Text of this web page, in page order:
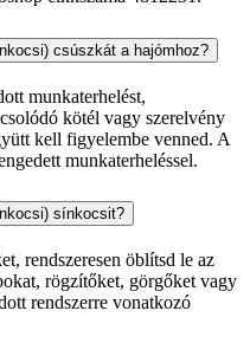
csúszkát a hajómhoz?
munkaterhelést,
kötél vagy szerelvény
kell figyelembe venned. A
munkaterheléssel.
sínkocsit?
rendszeresen öblítsd le az
rögzítőket, görgőket vagy
rendszerre vonatkozó